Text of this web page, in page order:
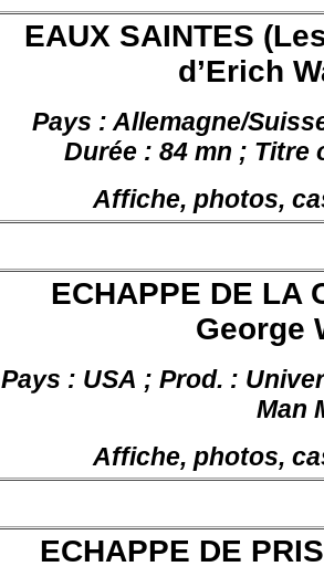
EAUX SAINTES
d’Erich
Pays : Allemagne/
Durée: 84 mn ; Titre
Affiche, photos,
ECHAPPE DE LA
George
Pays : USA ; Prod. :
Man
Affiche, photos,
ECHAPPE DE